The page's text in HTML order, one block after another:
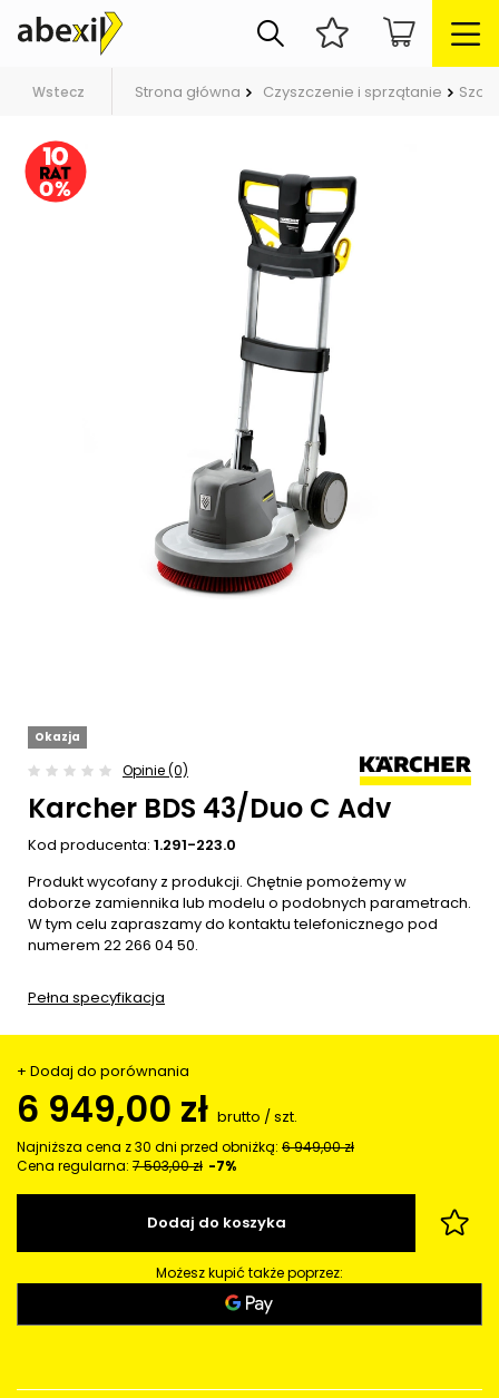
Wstecz Strona główna Czyszczenie i sprzątanie
Okazja
Opinie (0)
Karcher BDS 43/Duo C Adv
Kod producenta: 1.291-223.0
Produkt wycofany z produkcji. Chętnie pomożemy w
doborze zamiennika lub modelu o podobnych parametrach.
W tym celu zapraszamy do kontaktu telefonicznego pod
numerem 22 266 04 50.
Pełna specyfikacja
+ Dodaj do porównania
6 949,00 zł brutto /szt.
Najniższa cena z 30 dni przed obniżką: 6 949,00 zł
Cena regularna: 7 503,00 zł -7%
Dodaj do koszyka
Możesz kupić także poprzez: